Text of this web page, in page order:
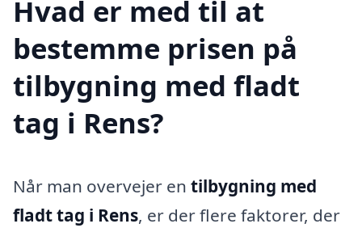
Hvad er med til at
bestemme prisen på
tilbygning med fladt
tag i Rens?
Når man overvejer en tilbygning med
fladt tag i Rens, er der flere faktorer, der